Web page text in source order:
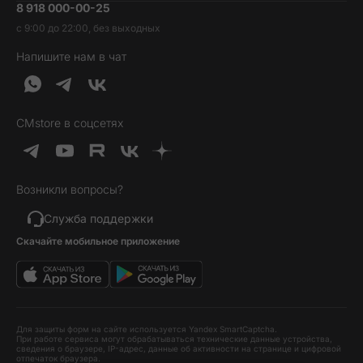
Наушники и колонки
Гаджеты
Услуги и софт
Идеи подарков
Товары дня
Выгодные комплекты
Хиты продаж
Уценка
Трейд-ин
Гарантия и возврат
Доставка и оплата
Кредит и рассрочка
Вакансии
Контакты
Обратная связь
О нас
8 918 000-00-25
с 9:00 до 22:00, без выходных
Напишите нам в чат
CMstore в соцсетях
Возникли вопросы?
Служба поддержки
Скачайте мобильное приложение
Для защиты форм на сайте используется Yandex SmartCaptcha.
При работе сервиса могут обрабатываться технические данные устройства,
сведения о браузере, IP-адрес, данные об активности на странице и цифровой
отпечаток браузера.